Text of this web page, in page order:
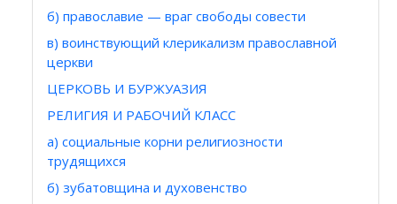
б) православие — враг свободы совести
в) воинствующий клерикализм православной
церкви
ЦЕРКОВЬ И БУРЖУАЗИЯ
РЕЛИГИЯ И РАБОЧИЙ КЛАСС
а) социальные корни религиозности
трудящихся
б) зубатовщина и духовенство